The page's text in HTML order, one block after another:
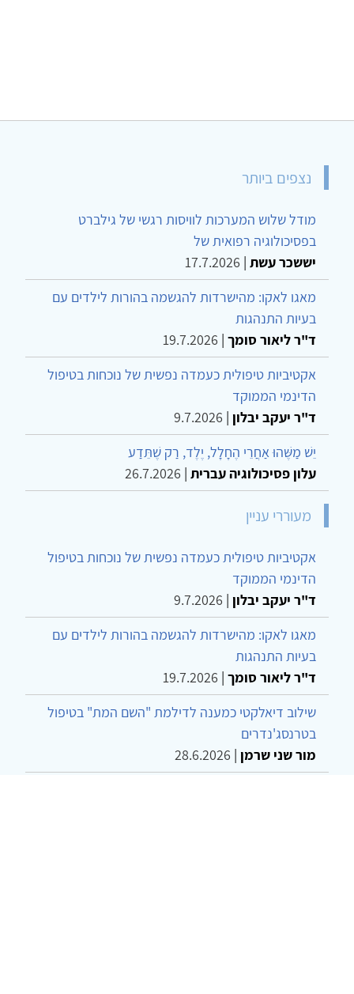
נצפים ביותר
מודל שלוש המערכות לוויסות רגשי של גילברט
בפסיכולוגיה רפואית של
יששכר עשת |
17.7.2026
מאגו לאקו: מהישרדות להגשמה בהורות לילדים עם
בעיות התנהגות
ד"ר ליאור סומך |
19.7.2026
אקטיביות טיפולית כעמדה נפשית של נוכחות בטיפול
הדינמי הממוקד
ד"ר יעקב יבלון |
9.7.2026
יֵשׁ מַשֶּׁהוּ אַחֲרֵי הֶחָלָל, יֶלֶד, רַק שֶׁתֵּדַע
עלון פסיכולוגיה עברית |
26.7.2026
מעוררי עניין
אקטיביות טיפולית כעמדה נפשית של נוכחות בטיפול
הדינמי הממוקד
ד"ר יעקב יבלון |
9.7.2026
מאגו לאקו: מהישרדות להגשמה בהורות לילדים עם
בעיות התנהגות
ד"ר ליאור סומך |
19.7.2026
שילוב דיאלקטי כמענה לדילמת "השם המת" בטיפול
בטרנסג'נדרים
מור שני שרמן |
28.6.2026